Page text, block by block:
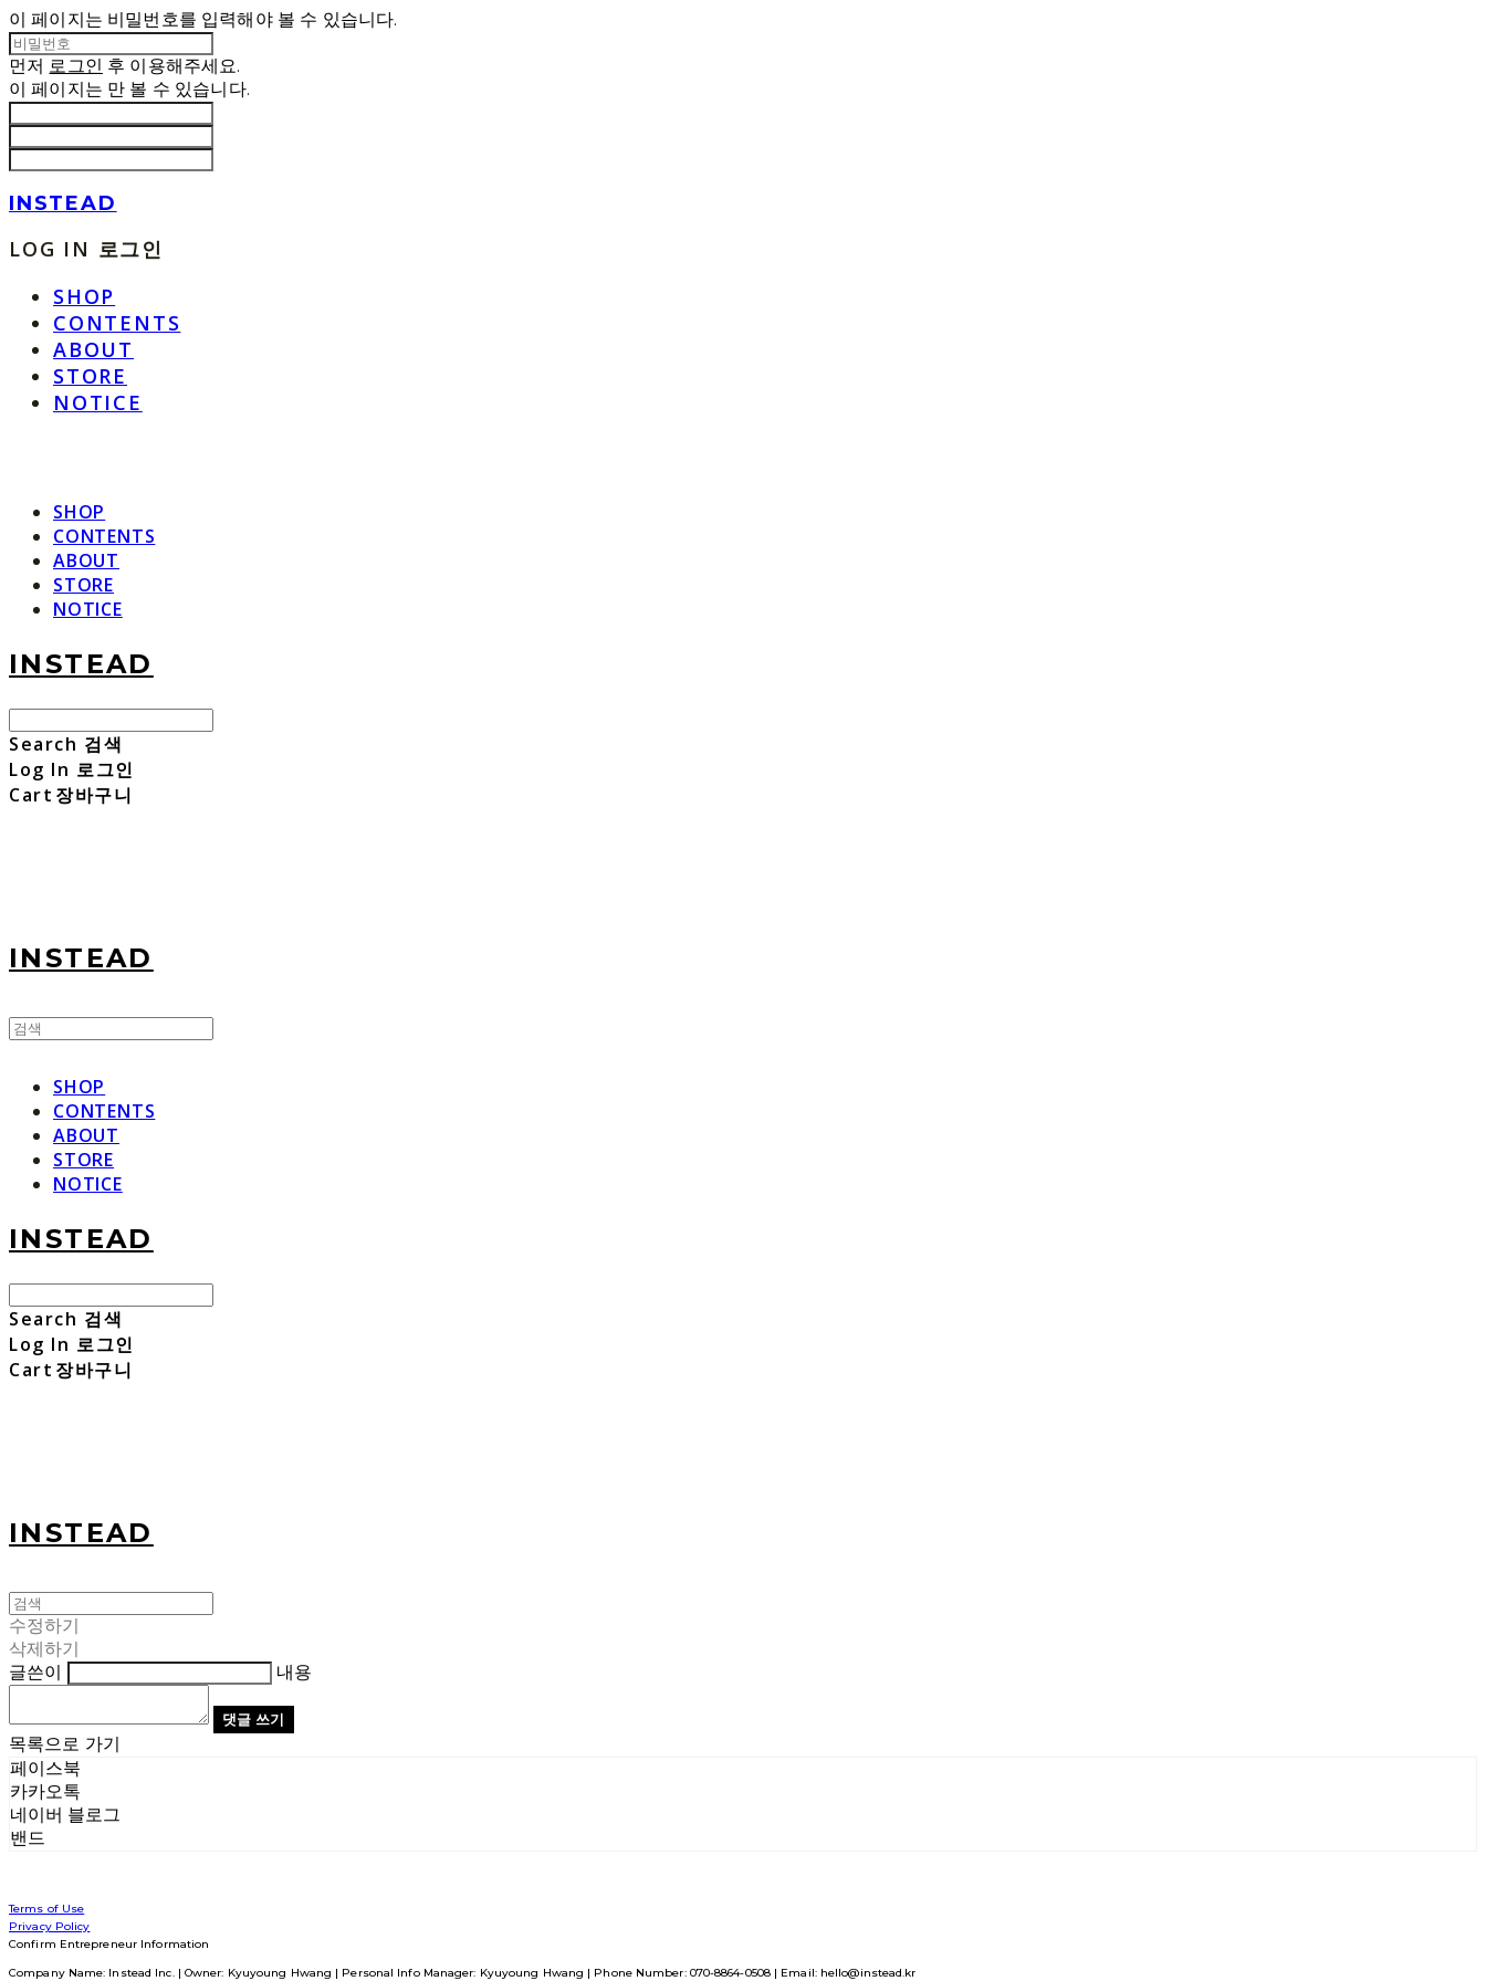
이 페이지는 비밀번호를 입력해야 볼 수 있습니다.
먼저 로그인 후 이용해주세요.
이 페이지는 만 볼 수 있습니다.
INSTEAD
LOG IN 로그인
SHOP
CONTENTS
ABOUT
STORE
NOTICE
SHOP
CONTENTS
ABOUT
STORE
NOTICE
INSTEAD
Search 검색
Log In 로그인
Cart 장바구니
INSTEAD
SHOP
CONTENTS
ABOUT
STORE
NOTICE
INSTEAD
Search 검색
Log In 로그인
Cart 장바구니
INSTEAD
수정하기
삭제하기
글쓴이
내용
댓글 쓰기
목록으로 가기
페이스북
카카오톡
네이버 블로그
밴드
Terms of Use
Privacy Policy
Confirm Entrepreneur Information
Company Name: Instead Inc. | Owner: Kyuyoung Hwang | Personal Info Manager: Kyuyoung Hwang | Phone Number: 070-8864-0508 | Email: hello@instead.kr